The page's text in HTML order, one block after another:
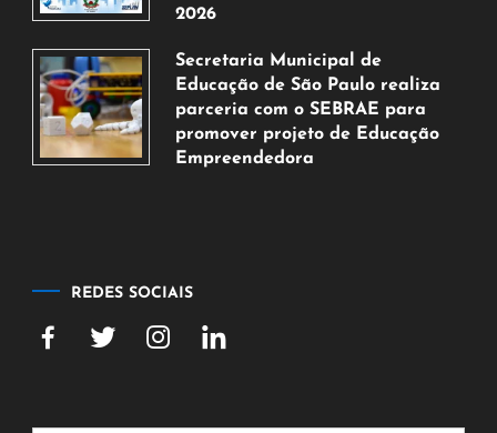
2026
de
agosto
de
2026
Secretaria Municipal de
Educação de São Paulo realiza
parceria com o SEBRAE para
promover projeto de Educação
Empreendedora
2026
REDES SOCIAIS